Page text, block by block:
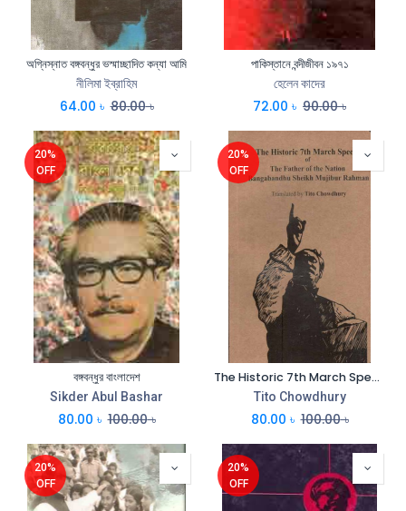
অগ্নিস্নাত বঙ্গবন্ধুর ভস্মাচ্ছাদিত কন্যা আমি
নীলিমা ইব্রাহিম
64.00 ৳ 80.00৳
পাকিস্তানে বন্দীজীবন ১৯৭১
হেলেন কাদের
72.00 ৳ 90.00৳
20%
OFF
বঙ্গবন্ধুর বাংলাদেশ
Sikder Abul Bashar
80.00 ৳ 100.00৳
20%
OFF
The Historic 7th March Speech of The Father of the Nation Bangabandhu Sheikh Mujibur Rahman
Tito Chowdhury
80.00 ৳ 100.00৳
20%
OFF
20%
OFF